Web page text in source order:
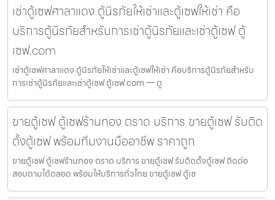
เช่าตู้เซฟศาลาแดง ตู้นิรภัยให้เช่าและตู้เซฟให้เช่า คือ
บริการตู้นิรภัยสำหรับการเช่าตู้นิรภัยและเช่าตู้เซฟ ตู้
เซฟ.com
เช่าตู้เซฟศาลาแดง ตู้นิรภัยให้เช่าและตู้เซฟให้เช่า คือบริการตู้นิรภัยสำหรับ
การเช่าตู้นิรภัยและเช่าตู้เซฟ ตู้เซฟ.com — ตู
ขายตู้เซฟ ตู้เซฟร้านทอง ตราด บริการ ขายตู้เซฟ รับติด
ตั้งตู้เซฟ พร้อมทีมงานมืออาชีพ ราคาถูก
ขายตู้เซฟ ตู้เซฟร้านทอง ตราด บริการ ขายตู้เซฟ รับติดตั้งตู้เซฟ ติดต่อ
สอบถามได้ตลอด พร้อมให้บริการทั่วไทย ขายตู้เซฟ ตู้เซ